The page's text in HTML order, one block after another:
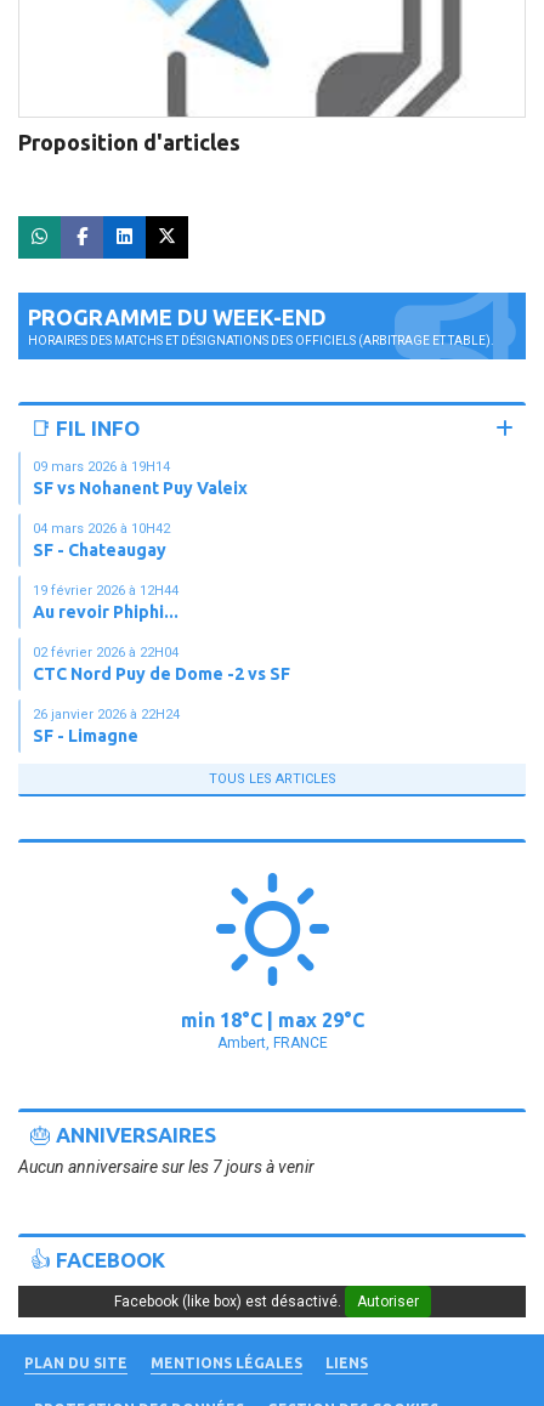
Proposition d'articles
PROGRAMME DU WEEK-END
HORAIRES DES MATCHS ET DÉSIGNATIONS DES OFFICIELS (ARBITRAGE ET TABLE).
📑 FIL INFO
09 mars 2026 à 19H14
SF vs Nohanent Puy Valeix
04 mars 2026 à 10H42
SF - Chateaugay
19 février 2026 à 12H44
Au revoir Phiphi...
02 février 2026 à 22H04
CTC Nord Puy de Dome -2 vs SF
26 janvier 2026 à 22H24
SF - Limagne
TOUS LES ARTICLES
min 18°C | max 29°C
Ambert, FRANCE
🎂 ANNIVERSAIRES
Aucun anniversaire sur les 7 jours à venir
👍 FACEBOOK
Facebook (like box) est désactivé. Autoriser
PLAN DU SITE MENTIONS LÉGALES LIENS